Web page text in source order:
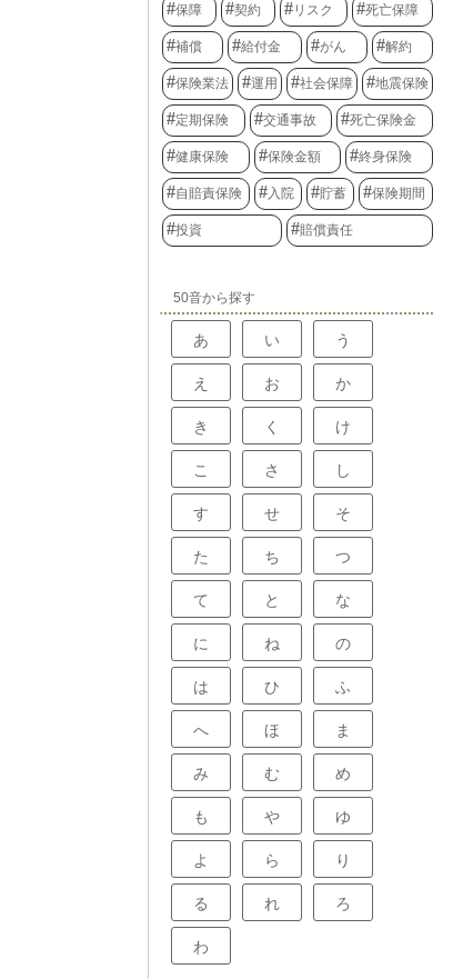
保障 契約 リスク 死亡保障
補償 給付金 がん 解約
保険業法 運用 社会保障 地震保険
定期保険 交通事故 死亡保険金
健康保険 保険金額 終身保険
自賠責保険 入院 貯蓄 保険期間
投資 賠償責任
50音から探す
あ い う
え お か
き く け
こ さ し
す せ そ
た ち つ
て と な
に ね の
は ひ ふ
へ ほ ま
み む め
も や ゆ
よ ら り
る れ ろ
わ